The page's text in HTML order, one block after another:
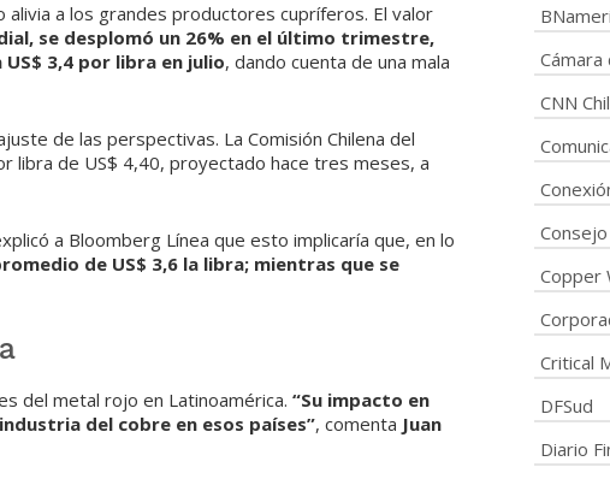
a los grandes productores cupríferos. El valor
se desplomó un 26% en el último trimestre,
3,4 por libra en julio, dando cuenta de una mala
de las perspectivas. La Comisión Chilena del
libra de US$ 4,40, proyectado hace tres meses, a
a Bloomberg Línea que esto implicaría que, en lo
de US$ 3,6 la libra; mientras que se
del metal rojo en Latinoamérica. “Su impacto en
del cobre en esos países”, comenta Juan
Cámara
CNN
Copper
Critical
DFSud
Diario